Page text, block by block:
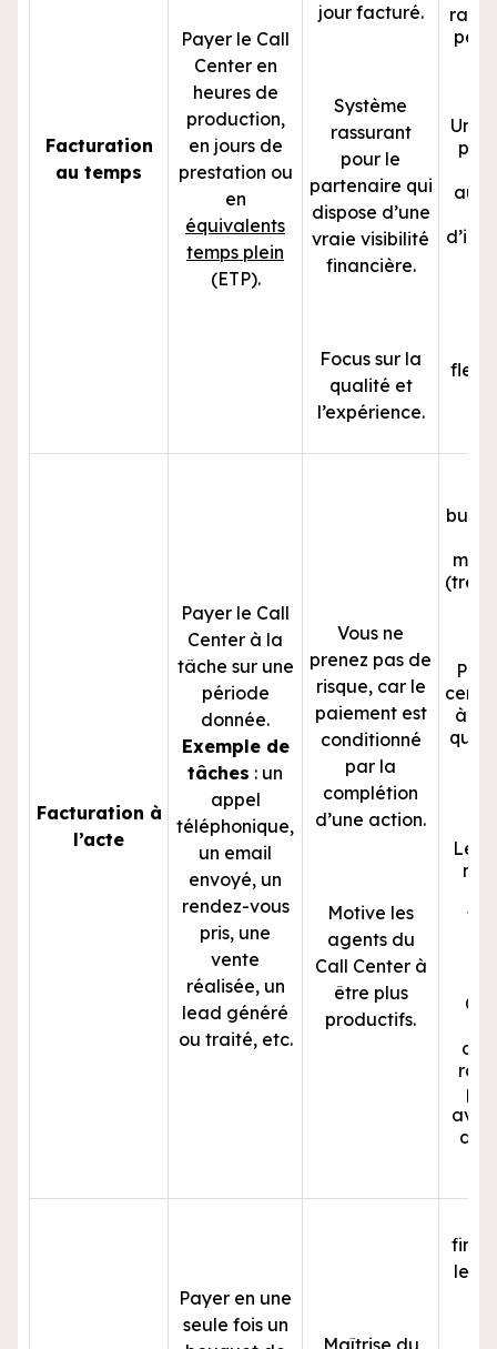
Facturation
au temps
Payer le Call
Center en
heures de
production,
en jours de
prestation ou
en
équivalents
temps plein
(ETP).
jour facturé.
Système
rassurant
pour le
partenaire qui
dispose d’une
vraie visibilité
financière.
Focus sur la
qualité et
l’expérience.
Une
Facturation à
l’acte
Payer le Call
Center à la
tâche sur une
période
donnée.
Exemple de
tâches : un
appel
téléphonique,
un email
envoyé, un
rendez-vous
pris, une
vente
réalisée, un
lead généré
ou traité, etc.
Vous ne
prenez pas de
risque, car le
paiement est
conditionné
par la
complétion
d’une action.
Motive les
agents du
Call Center à
être plus
productifs.
(très)
à
Le
Ce
de
Payer en une
seule fois un
le